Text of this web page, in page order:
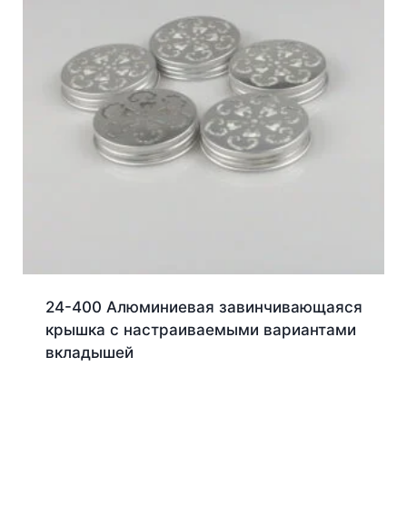
24-400 Алюминиевая завинчивающаяся
крышка с настраиваемыми вариантами
вкладышей